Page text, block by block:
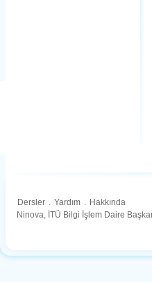
Dersler . Yardım . Hakkında
Ninova, İTÜ Bilgi İşlem Daire